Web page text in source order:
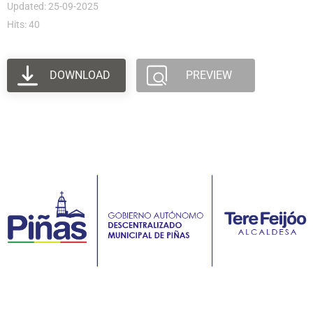
Updated: 25-09-2025
Hits: 40
DOWNLOAD PREVIEW